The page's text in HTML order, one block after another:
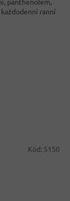
ranní
Kód: 5150